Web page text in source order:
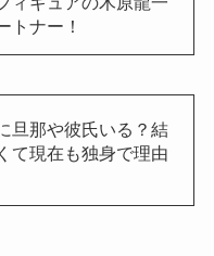
トナー！
旦那や彼氏いる？結
て現在も独身で理由